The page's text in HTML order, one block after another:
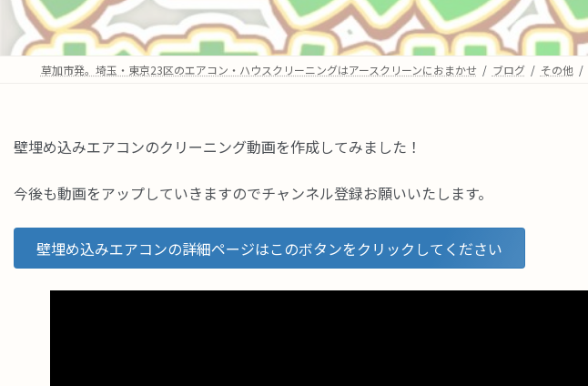
草加市発。埼玉・東京23区のエアコン・ハウスクリーニングはアースクリーンにおまかせ ブログ その他
壁埋め込みエアコンのクリーニング動画を作成してみました！
今後も動画をアップしていきますのでチャンネル登録お願いいたします。
壁埋め込みエアコンの詳細ページはこのボタンをクリックしてください